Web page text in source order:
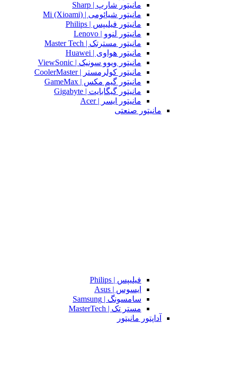
مانیتور شارپ | Sharp
مانیتور شیائومی | Mi (Xioami)
مانیتور فیلیپس | Philips
مانیتور لنوو | Lenovo
مانیتور مسترتک | Master Tech
مانیتور هواوی | Huawei
مانیتور ویوو سونیک | ViewSonic
مانیتور کولرمستر | CoolerMaster
مانیتور گیم مکس | GameMax
مانیتور گیگابایت | Gigabyte
مانیتور ایسر | Acer
مانیتور صنعتی
فیلیپس | Philips
ایسوس | Asus
سامسونگ | Samsung
مستر تک | MasterTech
آداپتور مانیتور